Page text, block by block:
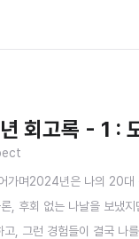
회고록 - 1 :
가며2024년은 나의 20대
, 후회 없는 나날을 보냈
고, 그런 경험들이 결국 나